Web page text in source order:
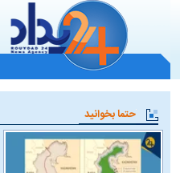
حتما بخوانید